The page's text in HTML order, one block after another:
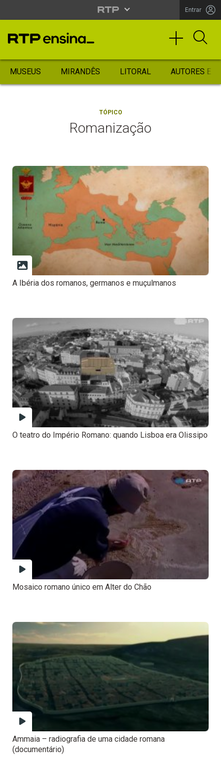
Entrar
MUSEUS MIRANDÊS LITORAL AUTORES
TÓPICO
Romanização
A Ibéria dos romanos, germanos e muçulmanos
O teatro do Império Romano: quando Lisboa era Olissipo
Mosaico romano único em Alter do Chão
Ammaia – radiografia de uma cidade romana
(documentário)